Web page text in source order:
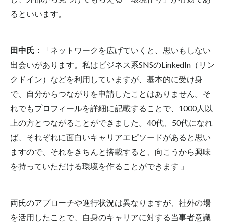
るといいます。
田中氏：
「ネットワークを広げていくと、思いもしない
出会いがあります。私はビジネス系SNSのLinkedIn（リン
クドイン）などを利用していますが、基本的に受け身
で、自分からつながりを申請したことはありません。そ
れでもプロフィールを詳細に記載することで、1000人以
上の方とつながることができました。40代、50代になれ
ば、それぞれに面白いキャリアエピソードがあると思い
ますので、それをきちんと搭載すると、向こうから興味
を持っていただける環境を作ることができます 」
両氏のアプローチや進行状況は異なりますが、社外の場
を活用したことで、自身のキャリアに対する当事者意識